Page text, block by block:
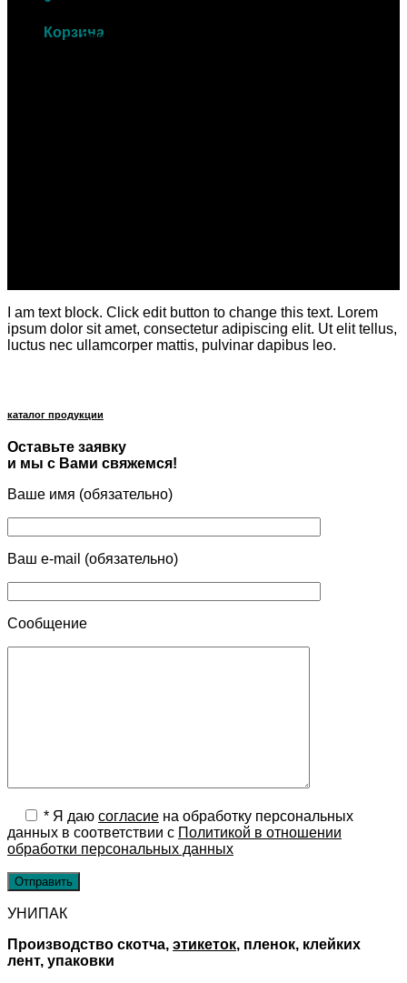
КорзинаЭтикетки нестандартные
I am text block. Click edit button to change this text. Lorem
ipsum dolor sit amet, consectetur adipiscing elit. Ut elit tellus,
luctus nec ullamcorper mattis, pulvinar dapibus leo.
каталог продукции
Оставьте заявку
и мы с Вами свяжемся!
Ваше имя (обязательно)
Ваш e-mail (обязательно)
Сообщение
* Я даю cогласие на обработку персональных
данных в соответствии с Политикой в отношении
обработки персональных данных
УНИПАК
Производство скотча, этикеток, пленок, клейких
лент, упаковки